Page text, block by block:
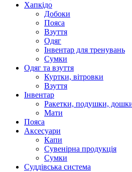
Хапкідо
Добоки
Пояса
Взуття
Одяг
Інвентар для тренувань
Сумки
Одяг та взуття
Куртки, вітровки
Взуття
Інвентар
Ракетки, подушки,
Мати
Пояса
Аксесуари
Капи
Сувенірна продукція
Сумки
Суддівська система